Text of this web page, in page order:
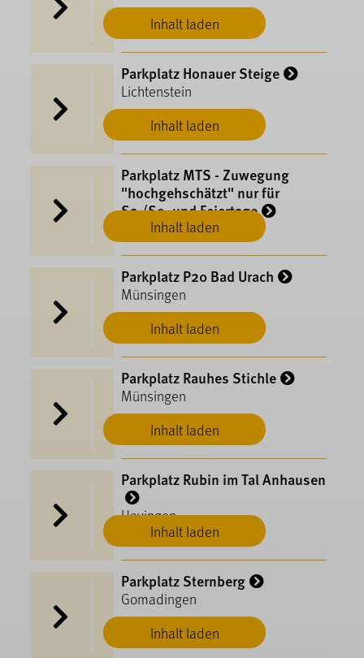
Inhalt laden
Inhalt laden
Parkplatz Honauer Steige
Lichtenstein
Inhalt laden
Parkplatz MTS - Zuwegung
"hochgehschätzt" nur für
Sa./So. und Feiertage
Hayingen
Inhalt laden
Parkplatz P20 Bad Urach
Münsingen
Inhalt laden
Parkplatz Rauhes Stichle
Münsingen
Inhalt laden
Parkplatz Rubin im Tal Anhausen
Hayingen
Inhalt laden
Parkplatz Sternberg
Gomadingen